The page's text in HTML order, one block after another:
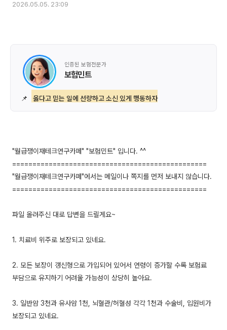
2026.05.05. 23:09
인증된 보험전문가
보험민트
📌 옳다고 믿는 일에 선량하고 소신 있게 행동하자
"월급쟁이재테크연구카페" "보험민트" 입니다. ^^
================================================
"월급쟁이재테크연구카페"에서는 메일이나 쪽지를 먼저 보내지 않습니다.
================================================
파일 올려주신 대로 답변을 드릴게요~
1. 치료비 위주로 보장되고 있네요.
2. 모든 보장이 갱신형으로 가입되어 있어서 연령이 증가할 수록 보험료
부담으로 유지하기 어려울 가능성이 상당히 높아요.
3. 일반암 3천과 유사암 1천, 뇌혈관/허혈성 각각 1천과 수술비, 입원비가
보장되고 있네요.